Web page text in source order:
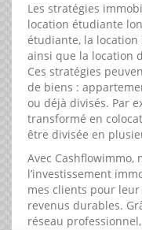
Les stratégies
location étudiante
étudiante, la location
ainsi que la location
Ces stratégies
de biens :
ou déjà divisés. Par
transformé en
être divisée en
Avec
l’investissement
mes clients pour
revenus durables.
réseau